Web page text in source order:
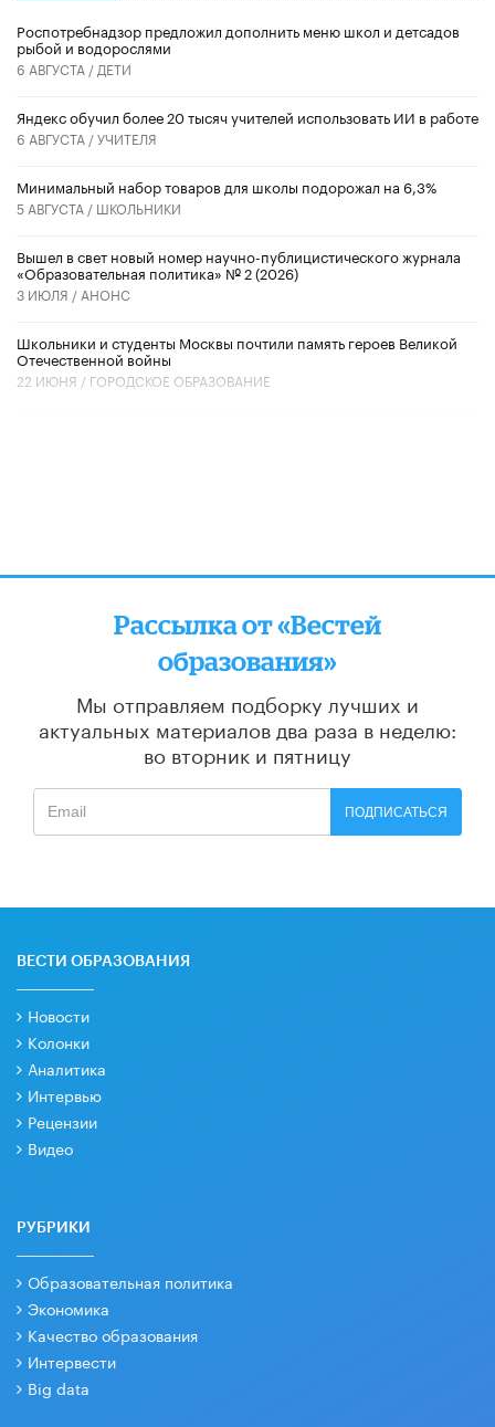
Роспотребнадзор предложил дополнить меню школ и детсадов
рыбой и водорослями
6 АВГУСТА / ДЕТИ
​Яндекс обучил более 20 тысяч учителей использовать ИИ в работе
6 АВГУСТА /УЧИТЕЛЯ
Минимальный набор товаров для школы подорожал на 6,3%
5 АВГУСТА / ШКОЛЬНИКИ
Вышел в свет новый номер научно-публицистического журнала
«Образовательная политика» № 2 (2026)
3 ИЮЛЯ / АНОНС
Школьники и студенты Москвы почтили память героев Великой
Отечественной войны
22 ИЮНЯ / ГОРОДСКОЕ ОБРАЗОВАНИЕ
Рассылка от «Вестей
образования»
Мы отправляем подборку лучших и
актуальных материалов два раза в неделю:
во вторник и пятницу
ПОДПИСАТЬСЯ
ВЕСТИ ОБРАЗОВАНИЯ
Новости
Колонки
Аналитика
Интервью
Рецензии
Видео
РУБРИКИ
Образовательная политика
Экономика
Качество образования
Интервести
Big data